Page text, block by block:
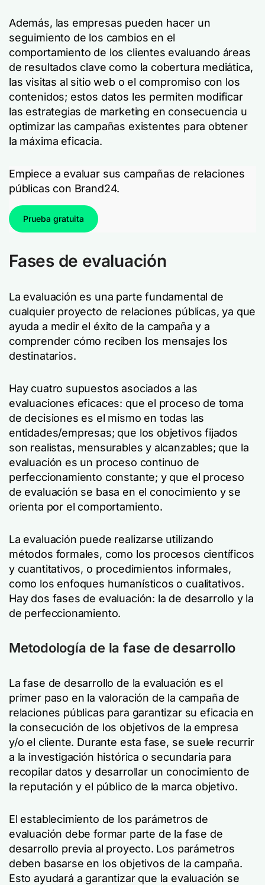
Además, las empresas pueden hacer un
seguimiento de los cambios en el
comportamiento de los clientes evaluando áreas
de resultados clave como la cobertura mediática,
las visitas al sitio web o el compromiso con los
contenidos; estos datos les permiten modificar
las estrategias de marketing en consecuencia u
optimizar las campañas existentes para obtener
la máxima eficacia.
Empiece a evaluar sus campañas de relaciones
públicas con Brand24.
Prueba gratuita
Fases de evaluación
La evaluación es una parte fundamental de
cualquier proyecto de relaciones públicas, ya que
ayuda a medir el éxito de la campaña y a
comprender cómo reciben los mensajes los
destinatarios.
Hay cuatro supuestos asociados a las
evaluaciones eficaces: que el proceso de toma
de decisiones es el mismo en todas las
entidades/empresas; que los objetivos fijados
son realistas, mensurables y alcanzables; que la
evaluación es un proceso continuo de
perfeccionamiento constante; y que el proceso
de evaluación se basa en el conocimiento y se
orienta por el comportamiento.
La evaluación puede realizarse utilizando
métodos formales, como los procesos científicos
y cuantitativos, o procedimientos informales,
como los enfoques humanísticos o cualitativos.
Hay dos fases de evaluación: la de desarrollo y la
de perfeccionamiento.
Metodología de la fase de desarrollo
La fase de desarrollo de la evaluación es el
primer paso en la valoración de la campaña de
relaciones públicas para garantizar su eficacia en
la consecución de los objetivos de la empresa
y/o el cliente. Durante esta fase, se suele recurrir
a la investigación histórica o secundaria para
recopilar datos y desarrollar un conocimiento de
la reputación y el público de la marca objetivo.
El establecimiento de los parámetros de
evaluación debe formar parte de la fase de
desarrollo previa al proyecto. Los parámetros
deben basarse en los objetivos de la campaña.
Esto ayudará a garantizar que la evaluación se